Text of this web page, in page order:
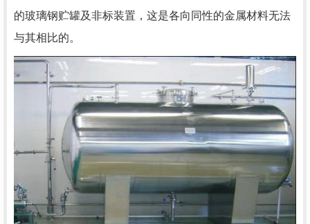
的玻璃钢贮罐及非标装置，这是各向同性的金属材料无法
与其相比的。